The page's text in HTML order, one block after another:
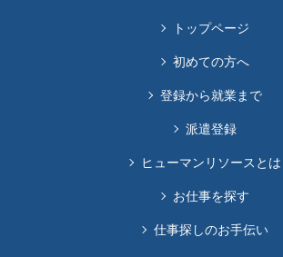
トップページ
初めての方へ
登録から就業まで
派遣登録
ヒューマンリソースとは
お仕事を探す
仕事探しのお手伝い